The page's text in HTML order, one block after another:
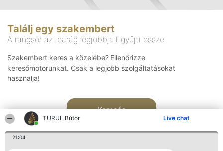
TURUL Bútor Live chat
21:04
Találj egy szakembert
A rangsor az iparág legjobbjait gyűjti össze
Szakembert keres a közelébe? Ellenőrizze
keresőmotorunkat. Csak a legjobb szolgáltatásokat
használja!
Keresés